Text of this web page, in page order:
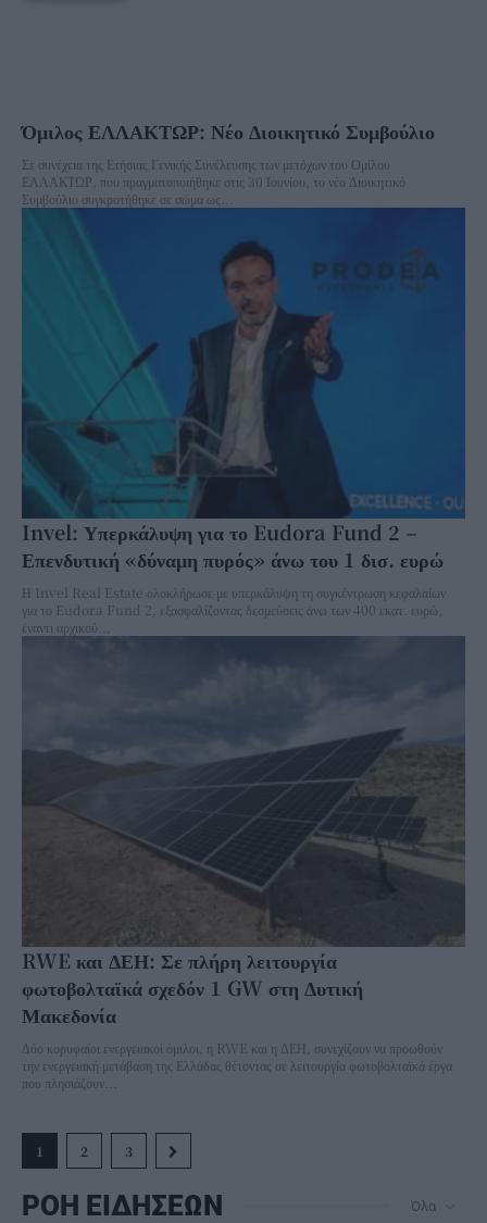
Όμιλος ΕΛΛΑΚΤΩΡ: Νέο Διοικητικό Συμβούλιο
Σε συνέχεια της Ετήσιας Γενικής Συνέλευσης των μετόχων του Ομίλου
ΕΛΛΑΚΤΩΡ, που πραγματοποιήθηκε στις 30 Ιουνίου, το νέο Διοικητικό
Συμβούλιο συγκροτήθηκε σε σώμα ως...
Invel: Υπερκάλυψη για το Eudora Fund 2 –
Επενδυτική «δύναμη πυρός» άνω του 1 δισ. ευρώ
Η Invel Real Estate ολοκλήρωσε με υπερκάλυψη τη συγκέντρωση κεφαλαίων
για το Eudora Fund 2, εξασφαλίζοντας δεσμεύσεις άνω των 400 εκατ. ευρώ,
έναντι αρχικού...
RWE και ΔΕΗ: Σε πλήρη λειτουργία
φωτοβολταϊκά σχεδόν 1 GW στη Δυτική
Μακεδονία
Δύο κορυφαίοι ενεργειακοί όμιλοι, η RWE και η ΔΕΗ, συνεχίζουν να προωθούν
την ενεργειακή μετάβαση της Ελλάδας θέτοντας σε λειτουργία φωτοβολταϊκά έργα
που πλησιάζουν...
1 2 3
ΡΟΗ ΕΙΔΗΣΕΩΝ Όλα